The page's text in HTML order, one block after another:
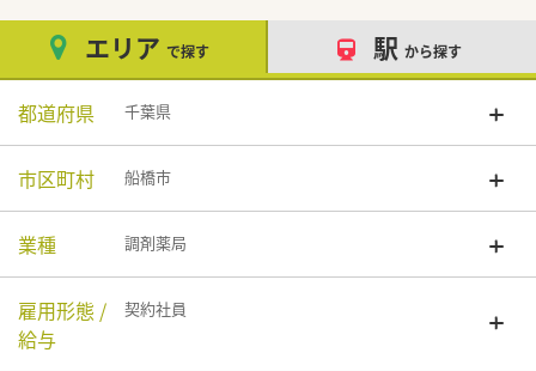
エリア で探す 駅 から探す
都道府県 千葉県
市区町村 船橋市
業種 調剤薬局
雇用形態 /
給与
契約社員